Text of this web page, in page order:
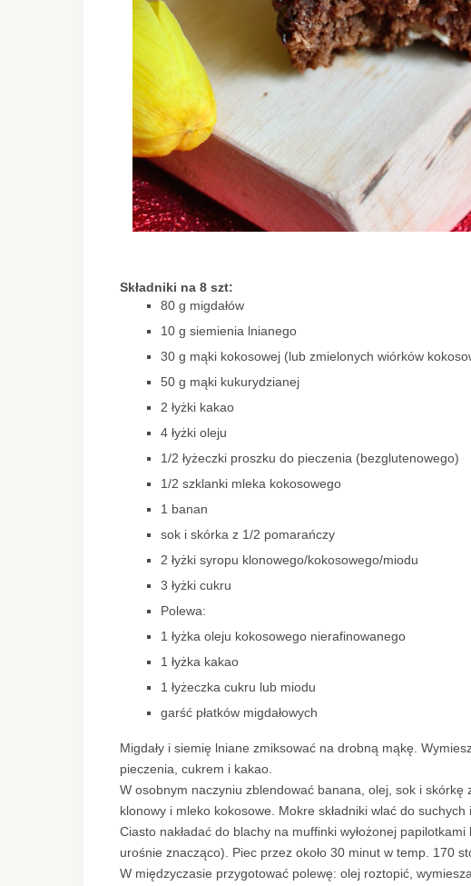
Składniki na 8 szt:
80 g migdałów
10 g siemienia lnianego
30 g mąki kokosowej (lub zmielonych wiórków
50 g mąki kukurydzianej
2 łyżki kakao
4 łyżki oleju
1/2 łyżeczki proszku do pieczenia (bezglutenowego)
1/2 szklanki mleka kokosowego
1 banan
sok i skórka z 1/2 pomarańczy
2 łyżki syropu klonowego/kokosowego/miodu
3 łyżki cukru
Polewa:
1 łyżka oleju kokosowego nierafinowanego
1 łyżka kakao
1 łyżeczka cukru lub miodu
garść płatków migdałowych
Migdały i siemię lniane zmiksować na drobną mąkę.
pieczenia, cukrem i kakao.
W osobnym naczyniu zblendować banana, olej, sok i
klonowy i mleko kokosowe. Mokre składniki wlać do suchych
Ciasto nakładać do blachy na muffinki wyłożonej
urośnie znacząco). Piec przez około 30 minut w temp. 170
W międzyczasie przygotować polewę: olej roztopić,